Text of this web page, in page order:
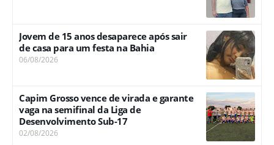
Jovem de 15 anos desaparece após sair
de casa para um festa na Bahia
06/08/2026
Capim Grosso vence de virada e garante
vaga na semifinal da Liga de
Desenvolvimento Sub-17
02/08/2026